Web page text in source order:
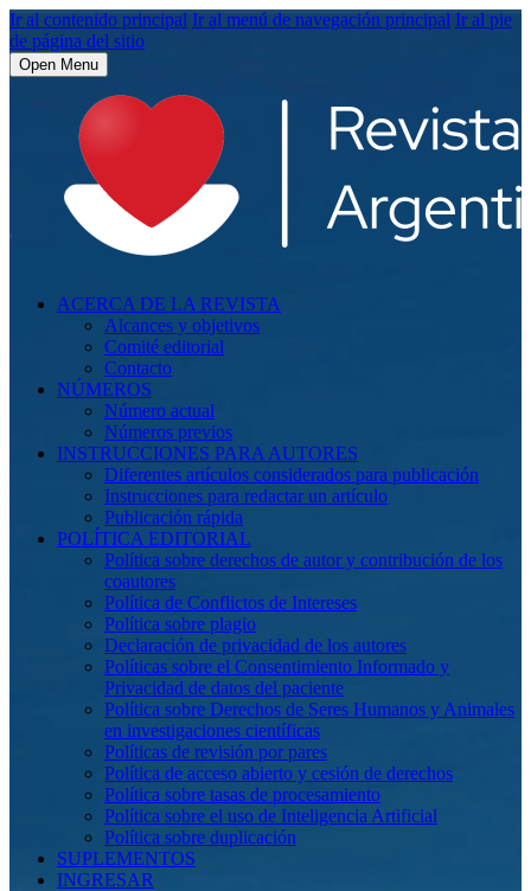
Ir al contenido principal Ir al menú de navegación principal Ir al pie
de página del sitio
Open Menu
ACERCA DE LA REVISTA
Alcances y objetivos
Comité editorial
Contacto
NÚMEROS
Número actual
Números previos
INSTRUCCIONES PARA AUTORES
Diferentes artículos considerados para publicación
Instrucciones para redactar un artículo
Publicación rápida
POLÍTICA EDITORIAL
Política sobre derechos de autor y contribución de los
coautores
Política de Conflictos de Intereses
Política sobre plagio
Declaración de privacidad de los autores
Políticas sobre el Consentimiento Informado y
Privacidad de datos del paciente
Política sobre Derechos de Seres Humanos y Animales
en investigaciones científicas
Políticas de revisión por pares
Política de acceso abierto y cesión de derechos
Política sobre tasas de procesamiento
Política sobre el uso de Inteligencia Artificial
Política sobre duplicación
SUPLEMENTOS
INGRESAR